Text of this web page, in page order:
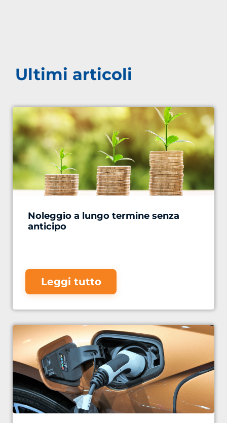
Ultimi articoli
Noleggio a lungo termine senza
anticipo
Leggi tutto